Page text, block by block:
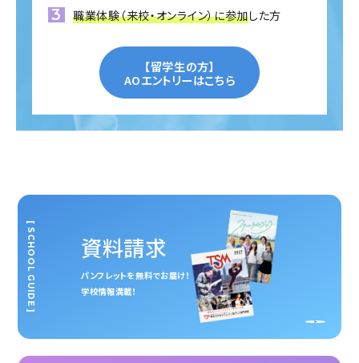
職業体験（来校・オンライン）に参加した方
【留学生の方】
AOエントリーはこちら
資料請求
パンフレットを無料でお届け！
学校情報満載！
[ SCHOOL GUIDE ]